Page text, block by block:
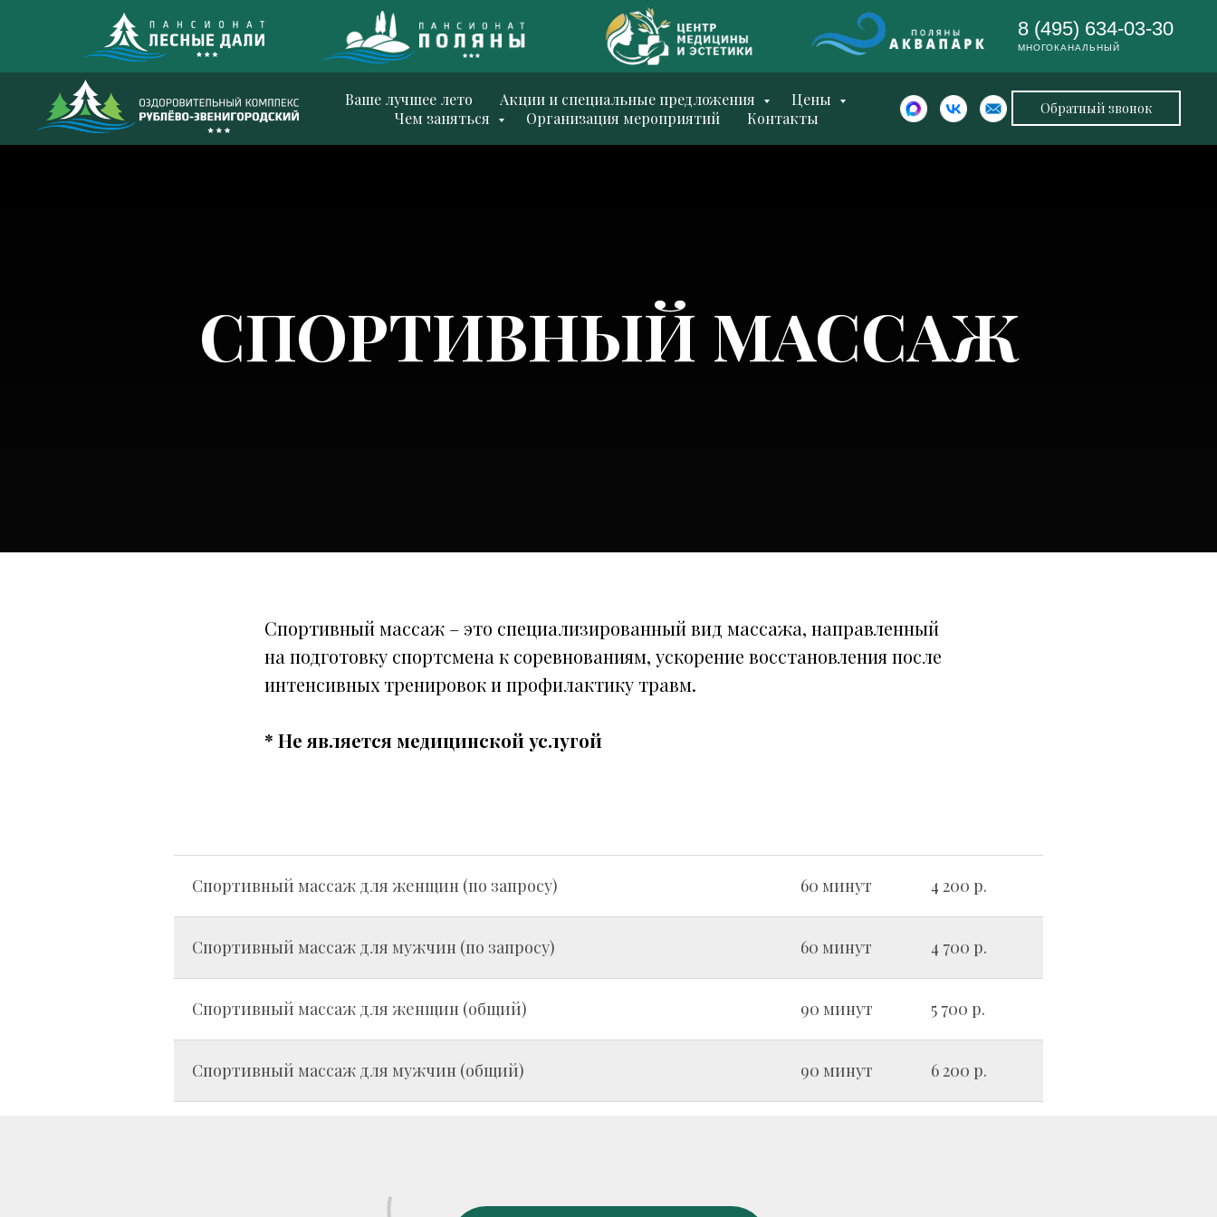
8 (495) 634-03-30
МНОГОКАНАЛЬНЫЙ
Ваше лучшее лето Акции и специальные предложения
Цены
Чем заняться
Организация мероприятий Контакты
Обратный звонок
СПОРТИВНЫЙ МАССАЖ
Спортивный массаж – это специализированный вид массажа, направленный
на подготовку спортсмена к соревнованиям, ускорение восстановления после
интенсивных тренировок и профилактику травм.
* Не является медицинской услугой
Спортивный массаж для женщин (по запросу) 60 минут 4 200 р.
Спортивный массаж для мужчин (по запросу) 60 минут 4 700 р.
Спортивный массаж для женщин (общий) 90 минут 5 700 р.
Спортивный массаж для мужчин (общий) 90 минут 6 200 р.